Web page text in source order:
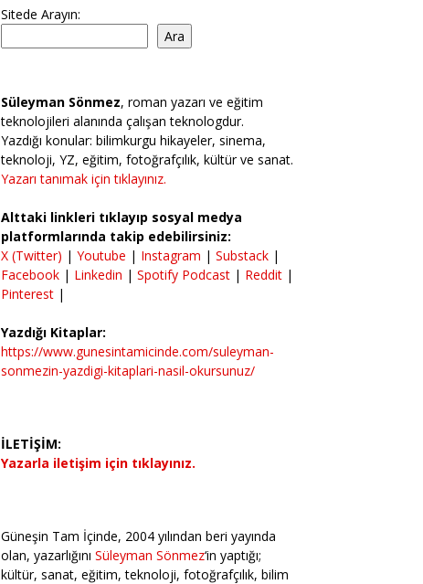
Sitede Arayın:
Ara
Süleyman Sönmez, roman yazarı ve eğitim
teknolojileri alanında çalışan teknologdur.
Yazdığı konular: bilimkurgu hikayeler, sinema,
teknoloji, YZ, eğitim, fotoğrafçılık, kültür ve sanat.
Yazarı tanımak için tıklayınız.
Alttaki linkleri tıklayıp sosyal medya
platformlarında takip edebilirsiniz:
X (Twitter) | Youtube | Instagram | Substack |
Facebook | Linkedin | Spotify Podcast | Reddit |
Pinterest |
Yazdığı Kitaplar:
https://www.gunesintamicinde.com/suleyman-
sonmezin-yazdigi-kitaplari-nasil-okursunuz/
İLETİŞİM:
Yazarla iletişim için tıklayınız.
Güneşin Tam İçinde, 2004 yılından beri yayında
olan, yazarlığını Süleyman Sönmez‘in yaptığı;
kültür, sanat, eğitim, teknoloji, fotoğrafçılık, bilim